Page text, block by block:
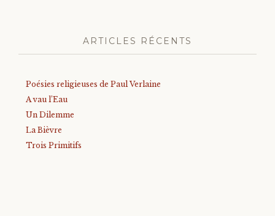
ARTICLES RÉCENTS
Poésies religieuses de Paul Verlaine
A vau l’Eau
Un Dilemme
La Bièvre
Trois Primitifs